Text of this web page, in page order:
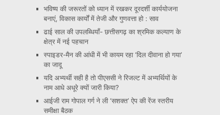
भविष्य की जरूरतों को ध्यान में रखकर दूरदर्शी कार्ययोजना
बनाएं, विकास कार्यों में तेजी और गुणवत्ता हो : साव
ढाई साल की उपलब्धियाँ- छत्तीसगढ़ का श्रमिक कल्याण के
क्षेत्र में नई पहचान
स्पाइडर-मैन की आंधी में भी कायम रहा ‘दिल दीवाना हो गया’
का जादू
यदि अभ्यर्थी सही है तो पीएससी ने रिजल्ट में अभ्यर्थियों के
नाम आधे अधूरे क्यों जारी किया?
आईजी राम गोपाल गर्ग ने ली ‘सशक्त’ ऐप की रेंज स्तरीय
समीक्षा बैठक